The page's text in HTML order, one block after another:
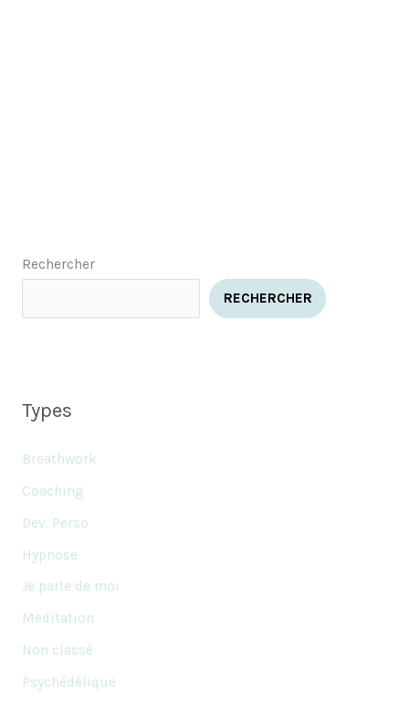
Rechercher
RECHERCHER
Types
Breathwork
Coaching
Dev. Perso
Hypnose
Je parle de moi
Meditation
Non classé
Psychédélique